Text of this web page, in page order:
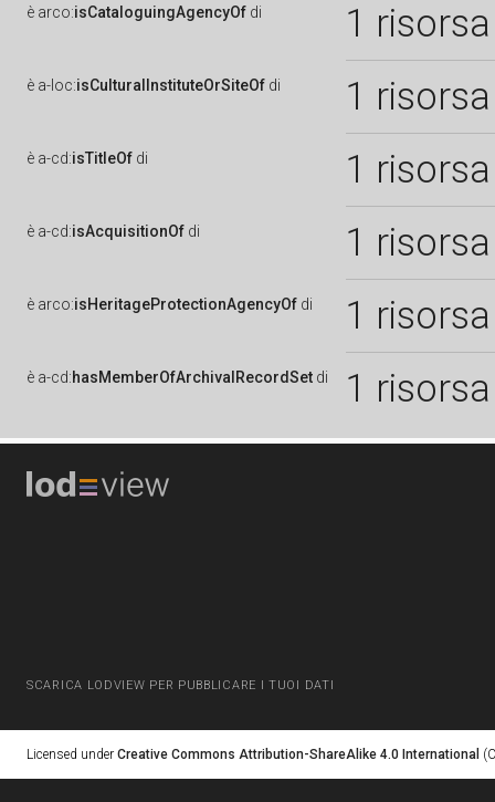
è arco:isCataloguingAgencyOf di 1 risorsa
è a-loc:isCulturalInstituteOrSiteOf di 1 risorsa
è a-cd:isTitleOf di 1 risorsa
è a-cd:isAcquisitionOf di 1 risorsa
è arco:isHeritageProtectionAgencyOf di 1 risorsa
è a-cd:hasMemberOfArchivalRecordSet di 1 risorsa
SCARICA LODVIEW PER PUBBLICARE I TUOI DATI
Licensed under Creative Commons Attribution-ShareAlike 4.0 International